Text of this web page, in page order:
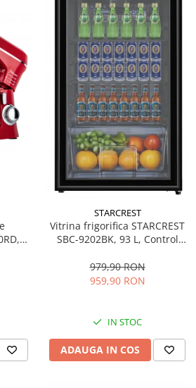
STARCREST
Vitrina frigorifica STARCREST
SBC-9202BK, 93 L, Control
83.2 cm, Negru
979,90 RON
959,90 RON
IN STOC
ADAUGA IN COS